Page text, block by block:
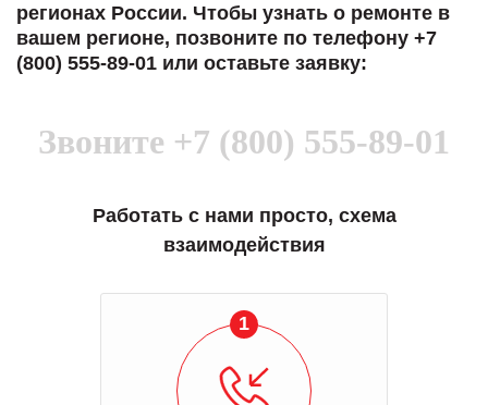
регионах России. Чтобы узнать о ремонте в
вашем регионе, позвоните по телефону +7
(800) 555-89-01 или оставьте заявку:
Звоните +7 (800) 555-89-01
Работать с нами просто, схема
взаимодействия
1